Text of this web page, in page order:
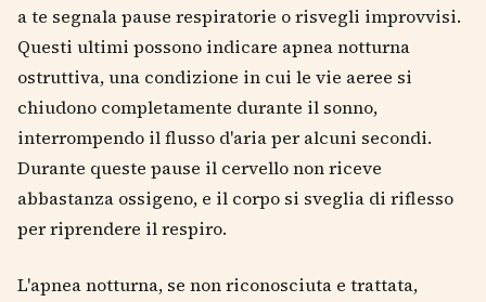
a te segnala pause respiratorie o risvegli improvvisi.
Questi ultimi possono indicare apnea notturna
ostruttiva, una condizione in cui le vie aeree si
chiudono completamente durante il sonno,
interrompendo il flusso d'aria per alcuni secondi.
Durante queste pause il cervello non riceve
abbastanza ossigeno, e il corpo si sveglia di riflesso
per riprendere il respiro.
L'apnea notturna, se non riconosciuta e trattata,